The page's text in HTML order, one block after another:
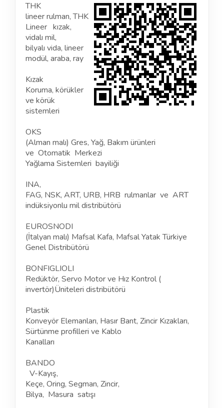
THK
lineer rulman, THK
Lineer kızak,
vidalı mil,
bilyalı vida, lineer
modül, araba, ray
Kızak
Koruma, körükler
ve körük
sistemleri
OKS
(Alman malı) Gres, Yağ, Bakım ürünleri
ve Otomatik Merkezi
Yağlama Sistemleri bayiliği
INA,
FAG, NSK, ART, URB, HRB rulmanlar ve ART
indüksiyonlu mil distribütörü
EUROSNODI
(İtalyan malı) Mafsal Kafa, Mafsal Yatak Türkiye
Genel Distribütörü
BONFIGLIOLI
Redüktör, Servo Motor ve Hız Kontrol (
invertör)Üniteleri distribütörü
Plastik
Konveyör Elemanları, Hasır Bant, Zincir Kızakları,
Sürtünme profilleri ve Kablo
Kanalları
BANDO
V-Kayış,
Keçe, Oring, Segman, Zincir,
Bilya, Masura satışı